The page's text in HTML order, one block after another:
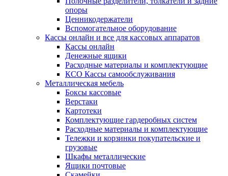
опоры
Ценникодержатели
Вспомогательное оборудование
Кассы онлайн и все для кассовых аппаратов
Кассы онлайн
Денежные ящики
Расходные материалы и комплектующие
КСО Кассы самообслуживания
Металлическая мебель
Боксы кассовые
Верстаки
Картотеки
Комплектующие гардеробных систем
Расходные материалы и комплектующие
Тележки и корзинки покупательские и
грузовые
Шкафы металлические
Ящики почтовые